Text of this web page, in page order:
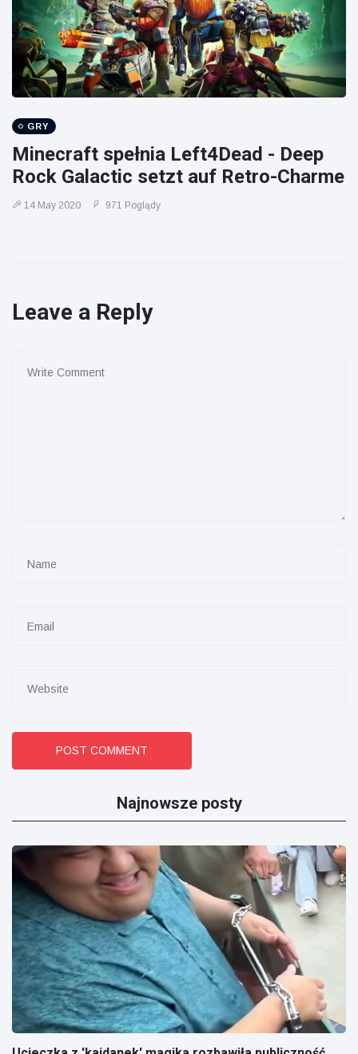
GRY
Minecraft spełnia Left4Dead - Deep
Rock Galactic setzt auf Retro-Charme
14 May 2020 971 Poglądy
Leave a Reply
POST COMMENT
Najnowsze posty